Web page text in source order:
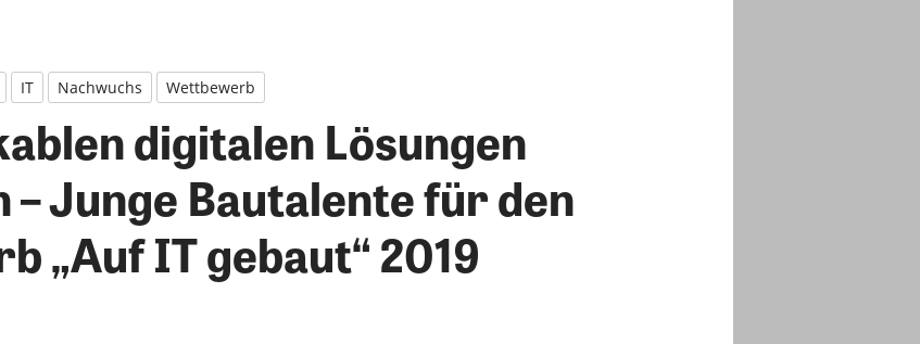
IT Nachwuchs Wettbewerb
digitalen Lösungen
Junge Bautalente für den
„Auf IT gebaut“ 2019